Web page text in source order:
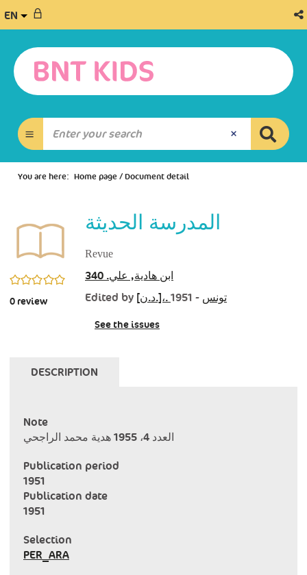
EN
You are here: Home page/Document detail
0/5
0 review
المدرسة الحديثة
Revue
ابن هادية, علي. 340
Edited by
[د.ن.]،. تونس - 1951
See the issues
DESCRIPTION
Note
العدد 4، 1955 هدية محمد الراجحي
Publication period
1951
Publication date
1951
Selection
PER_ARA